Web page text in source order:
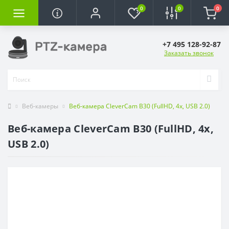
0 0 0
+7 495 128-92-87
Заказать звонок
Веб-камеры Веб-камера CleverCam B30 (FullHD, 4x, USB 2.0)
Веб-камера CleverCam B30 (FullHD, 4x,
USB 2.0)